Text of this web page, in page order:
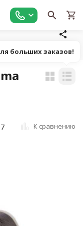
К сравнению
больших заказов!